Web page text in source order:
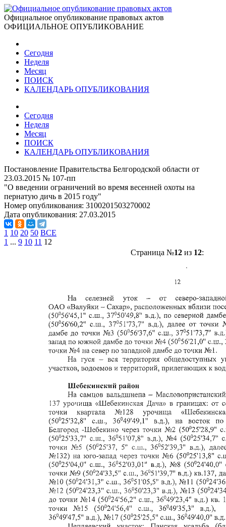
Официальное опубликование правовых актов
ОФИЦИАЛЬНОЕ ОПУБЛИКОВАНИЕ
Сегодня
Неделя
Месяц
ПОИСК
КАЛЕНДАРЬ ОПУБЛИКОВАНИЯ
Сегодня
Неделя
Месяц
ПОИСК
КАЛЕНДАРЬ ОПУБЛИКОВАНИЯ
Постановление Правительства Белгородской области от
23.03.2015 № 107-пп
"О введении ограничений во время весенней охоты на
пернатую дичь в 2015 году"
Номер опубликования: 3100201503270002
Дата опубликования: 27.03.2015
1 10 20 50 ВСЕ
1 ... 9 10 11 12
Страница №12из 12: